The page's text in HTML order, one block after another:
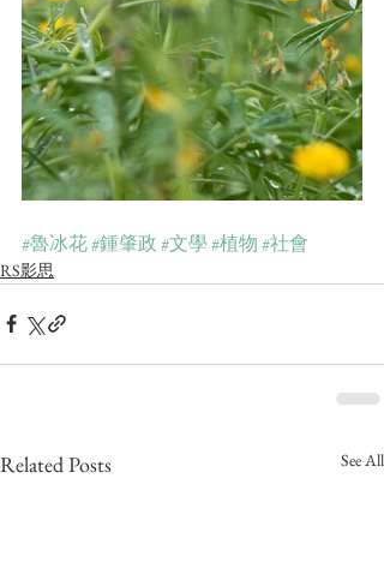
#魯冰花#鍾肇政#文學#植物#社會
RS影思
Related Posts See All